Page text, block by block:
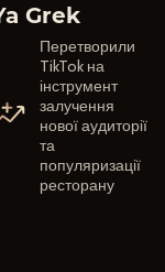
Grek
Перетворили
TikTok на
інструмент
залучення
нової аудиторії
та
популяризації
ресторану